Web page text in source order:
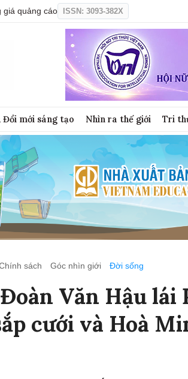
giá quảng cáo ISSN: 3093-382X
Đổi mới sáng tạo Nhìn ra thế giới Tri
sách Góc nhìn giới Đời sống
Văn Hậu lái
cưới và Hoà